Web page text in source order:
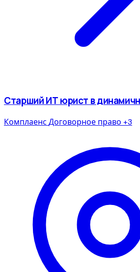
Старший ИТ юрист в
Комплаенс Договорное право +3